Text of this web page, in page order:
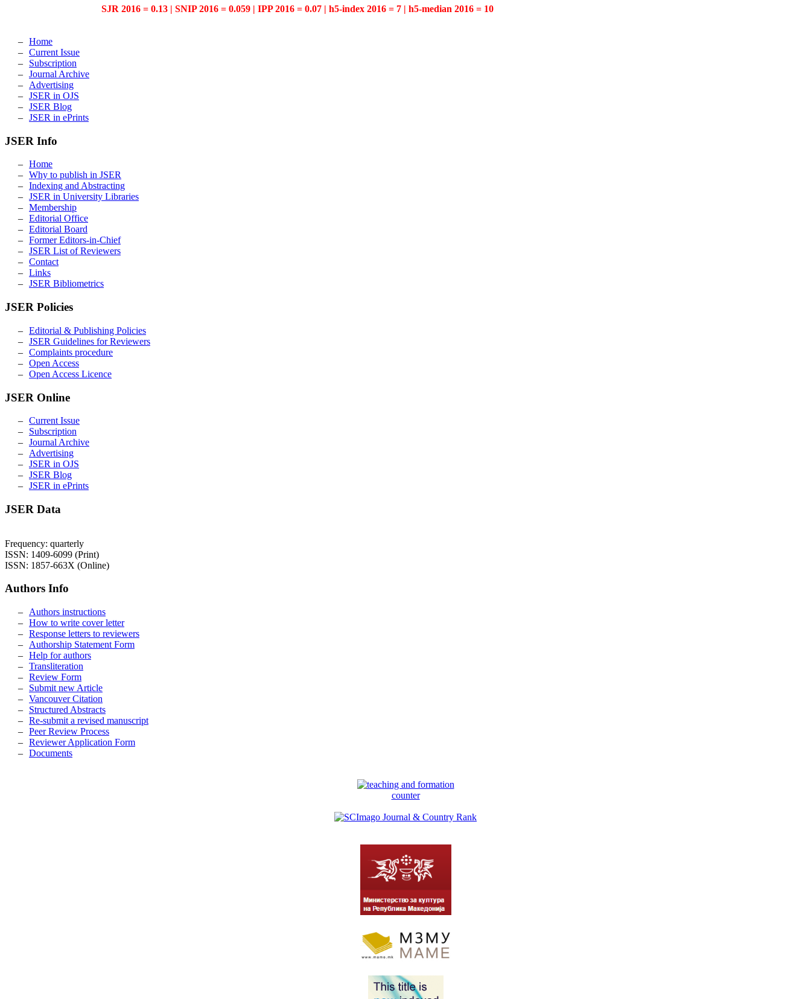
SJR 2016 = 0.13 | SNIP 2016 = 0.059 | IPP 2016 = 0.07 | h5-index 2016 = 7 | h5-median 2016 = 10
Home
Current Issue
Subscription
Journal Archive
Advertising
JSER in OJS
JSER Blog
JSER in ePrints
JSER Info
Home
Why to publish in JSER
Indexing and Abstracting
JSER in University Libraries
Membership
Editorial Office
Editorial Board
Former Editors-in-Chief
JSER List of Reviewers
Contact
Links
JSER Bibliometrics
JSER Policies
Editorial & Publishing Policies
JSER Guidelines for Reviewers
Complaints procedure
Open Access
Open Access Licence
JSER Online
Current Issue
Subscription
Journal Archive
Advertising
JSER in OJS
JSER Blog
JSER in ePrints
JSER Data
Frequency: quarterly
ISSN: 1409-6099 (Print)
ISSN: 1857-663X (Online)
Authors Info
Authors instructions
How to write cover letter
Response letters to reviewers
Authorship Statement Form
Help for authors
Transliteration
Review Form
Submit new Article
Vancouver Citation
Structured Abstracts
Re-submit a revised manuscript
Peer Review Process
Reviewer Application Form
Documents
counter